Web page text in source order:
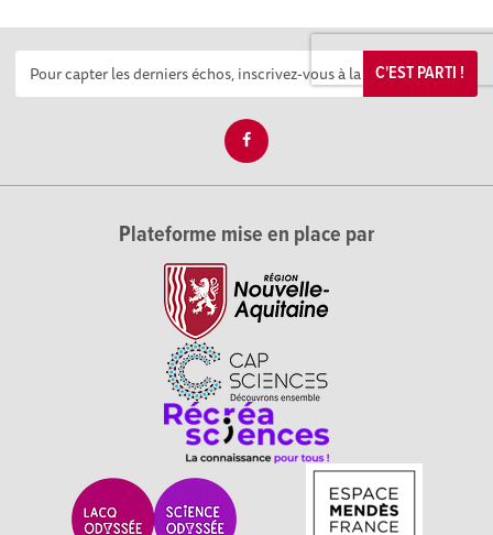
C'EST PARTI !
Plateforme mise en place par